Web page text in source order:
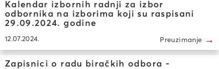
Kalendar izbornih radnji za izbor
odbornika na izborima koji su raspisani
29.09.2024. godine
12.07.2024. Preuzimanje →
Zapisnici o radu biračkih odbora -